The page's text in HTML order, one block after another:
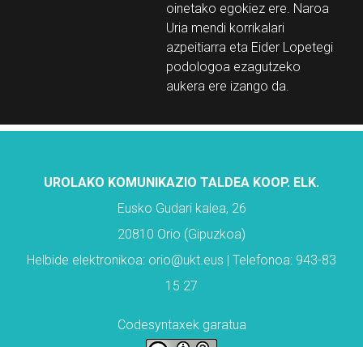
oinetako egokiez ere. Naroa
Uria mendi korrikalari
azpeitiarra eta Eider Lopetegi
podologoa ezagutzeko
aukera ere izango da.
UROLAKO KOMUNIKAZIO TALDEA KOOP. ELK.
Eusko Gudari kalea, 26
20810 Orio (Gipuzkoa)
Helbide elektronikoa: orio@ukt.eus | Telefonoa: 943-83
15 27
Codesyntaxek garatua